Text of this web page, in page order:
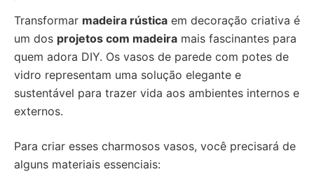
Transformar madeira rústica em decoração criativa é
um dos projetos com madeira mais fascinantes para
quem adora DIY. Os vasos de parede com potes de
vidro representam uma solução elegante e
sustentável para trazer vida aos ambientes internos e
externos.
Para criar esses charmosos vasos, você precisará de
alguns materiais essenciais: